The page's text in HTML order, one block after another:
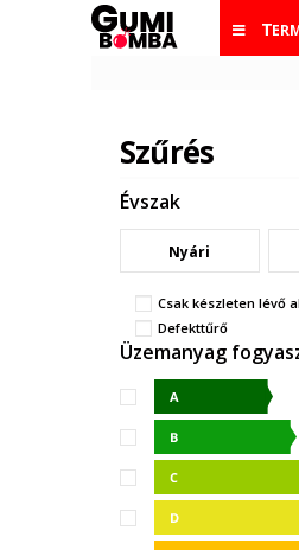
Szűrés
Évszak
Nyári
Csak készleten lévő
Defekttűrő
Üzemanyag